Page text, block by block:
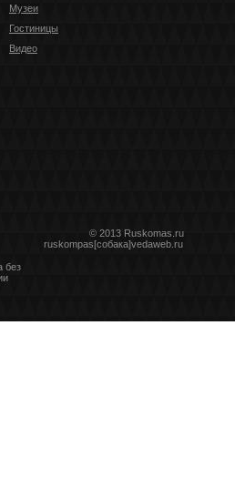
Музеи
Гостиницы
Видео
© 2013 Ruskomas.ru
ruskompas[собака]vedaweb.ru
без